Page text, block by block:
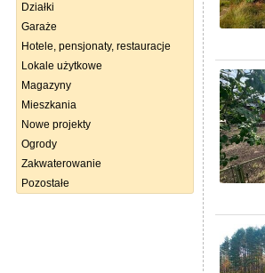
Działki
Garaże
Hotele, pensjonaty, restauracje
Lokale użytkowe
Magazyny
Mieszkania
Nowe projekty
Ogrody
Zakwaterowanie
Pozostałe